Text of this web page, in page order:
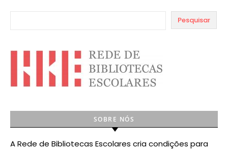
Pesquisar
SOBRE NÓS
A Rede de Bibliotecas Escolares cria condições para